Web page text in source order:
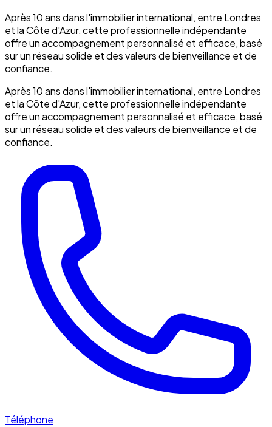
Après 10 ans dans l'immobilier international, entre Londres
et la Côte d'Azur, cette professionnelle indépendante
offre un accompagnement personnalisé et efficace, basé
sur un réseau solide et des valeurs de bienveillance et de
confiance.
Après 10 ans dans l'immobilier international, entre Londres
et la Côte d'Azur, cette professionnelle indépendante
offre un accompagnement personnalisé et efficace, basé
sur un réseau solide et des valeurs de bienveillance et de
confiance.
Téléphone